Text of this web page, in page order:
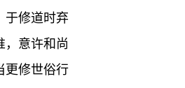
于修道时弃
，意许和尚
更修世俗行